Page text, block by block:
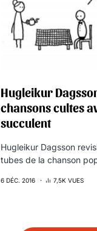
Hugleikur
chansons cultes
succulent
Hugleikur Dagsson
tubes de la chanson
6 DÉC. 2016 7,5K VUES